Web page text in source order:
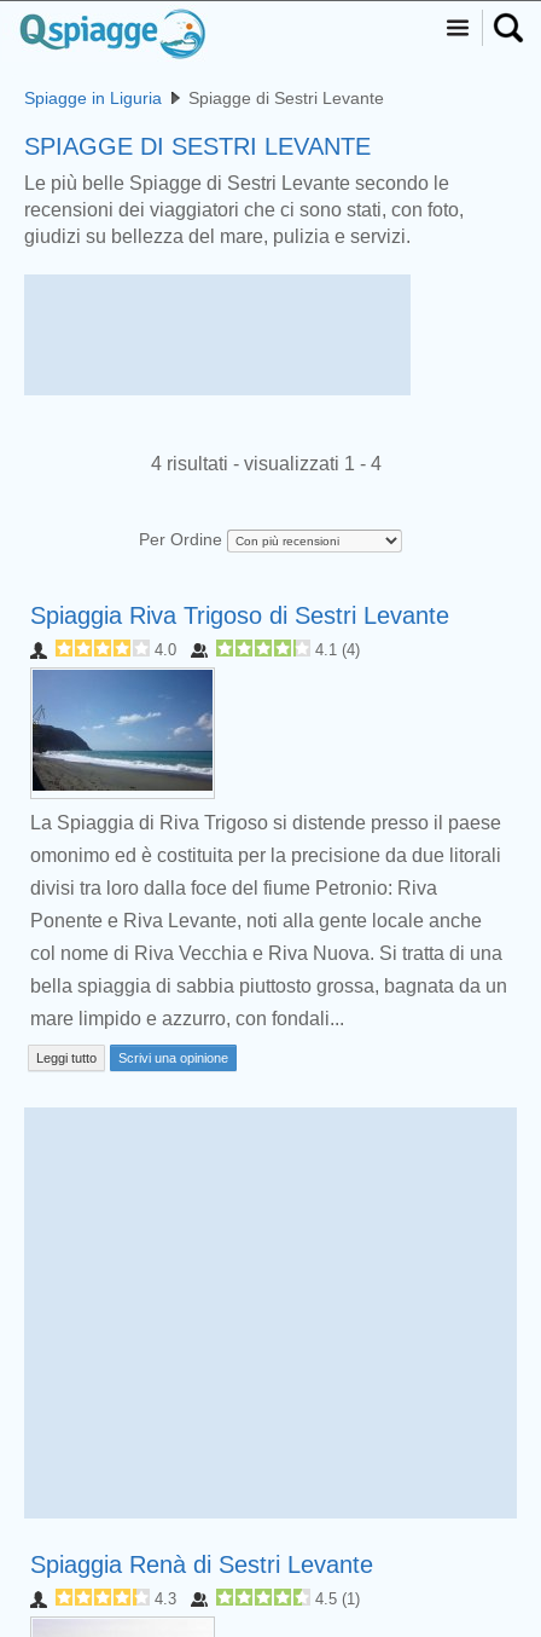
Spiagge in Liguria Spiagge di Sestri Levante
SPIAGGE DI SESTRI LEVANTE
Le più belle Spiagge di Sestri Levante secondo le
recensioni dei viaggiatori che ci sono stati, con foto,
giudizi su bellezza del mare, pulizia e servizi.
4 risultati - visualizzati 1 - 4
Per Ordine
Spiaggia Riva Trigoso di Sestri Levante
4.0 4.1 (4)
La Spiaggia di Riva Trigoso si distende presso il paese
omonimo ed è costituita per la precisione da due litorali
divisi tra loro dalla foce del fiume Petronio: Riva
Ponente e Riva Levante, noti alla gente locale anche
col nome di Riva Vecchia e Riva Nuova. Si tratta di una
bella spiaggia di sabbia piuttosto grossa, bagnata da un
mare limpido e azzurro, con fondali...
Leggi tutto Scrivi una opinione
Spiaggia Renà di Sestri Levante
4.3 4.5 (1)